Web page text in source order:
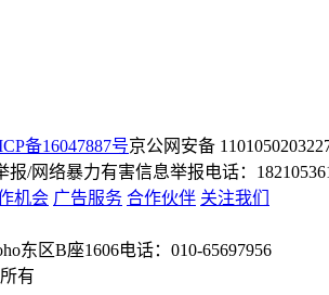
备16047887号京公网安备
/网络暴力有害信息举报电话：
机会 广告服务 合作伙伴 关注我们
东区B座1606电话：010-65697956
有